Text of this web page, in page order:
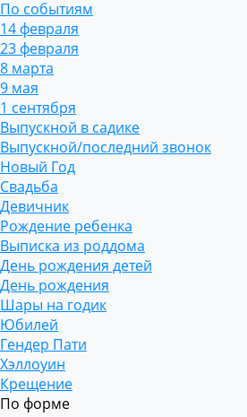
По событиям
14 февраля
23 февраля
8 марта
9 мая
1 сентября
Выпускной в садике
Выпускной/последний звонок
Новый Год
Свадьба
Девичник
Рождение ребенка
Выписка из роддома
День рождения детей
День рождения
Шары на годик
Юбилей
Гендер Пати
Хэллоуин
Крещение
По форме